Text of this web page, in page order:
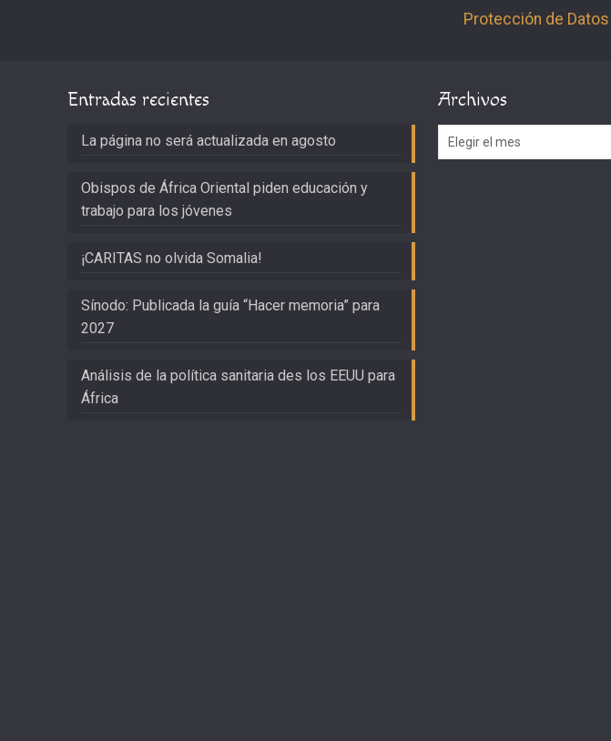
Protección de Datos
Entradas recientes
La página no será actualizada en agosto
Obispos de África Oriental piden educación y
trabajo para los jóvenes
¡CARITAS no olvida Somalia!
Sínodo: Publicada la guía “Hacer memoria” para
2027
Análisis de la política sanitaria des los EEUU para
África
Archivos
Archivos